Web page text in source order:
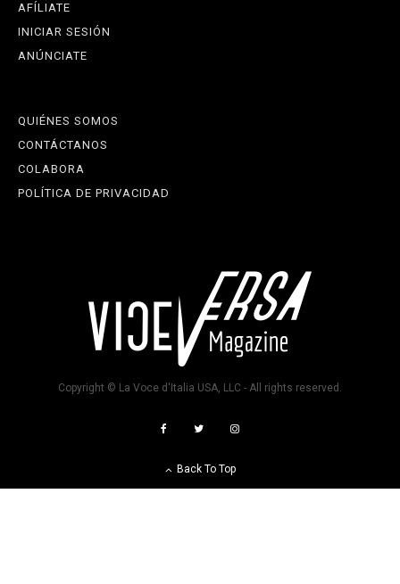
AFÍLIATE
INICIAR SESIÓN
ANÚNCIATE
QUIÉNES SOMOS
CONTÁCTANOS
COLABORA
POLÍTICA DE PRIVACIDAD
Copyright © La Voce d'Italia USA, LLC - All rights reserved.
Back To Top